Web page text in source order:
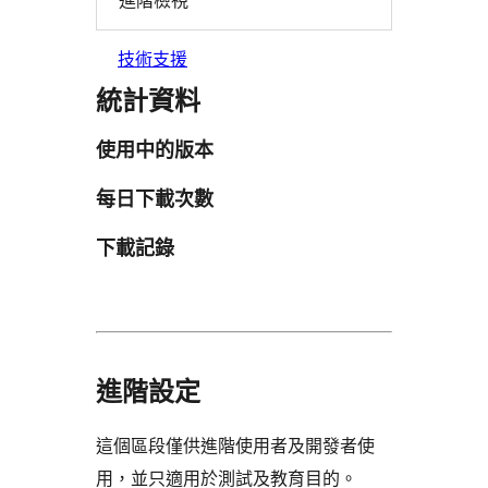
技術支援
統計資料
使用中的版本
每日下載次數
下載記錄
進階設定
這個區段僅供進階使用者及開發者使
用，並只適用於測試及教育目的。